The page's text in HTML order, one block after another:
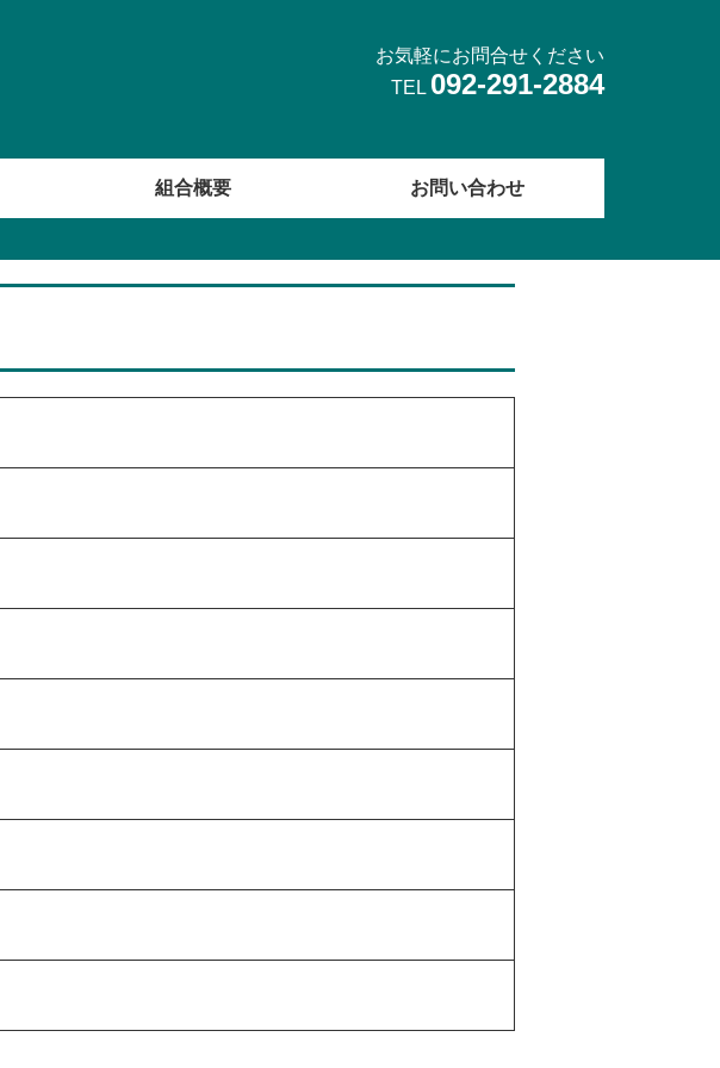
お気軽にお問合せください
TEL 092-291-2884
組合概要 お問い合わせ